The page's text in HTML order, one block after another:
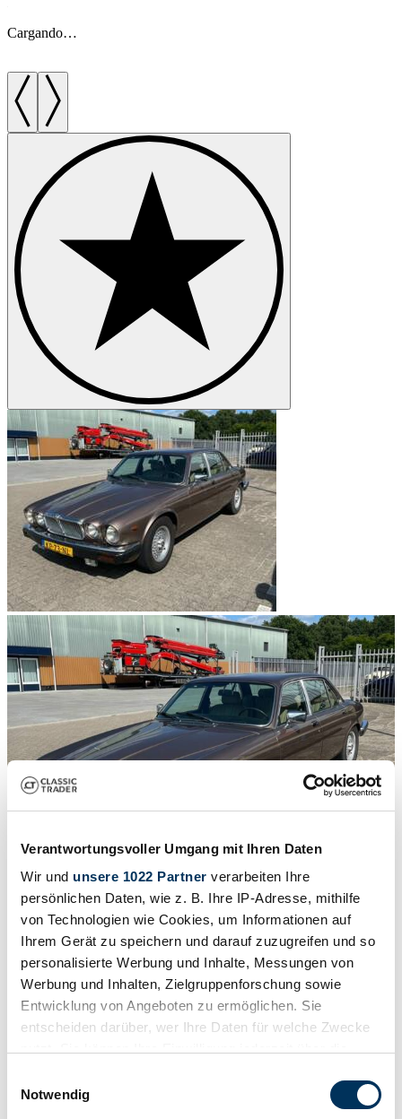
Verantwortungsvoller Umgang mit Ihren Daten
Wir und unsere 1022 Partner verarbeiten Ihre
persönlichen Daten, wie z. B. Ihre IP-Adresse, mithilfe
von Technologien wie Cookies, um Informationen auf
Ihrem Gerät zu speichern und darauf zuzugreifen und so
personalisierte Werbung und Inhalte, Messungen von
Werbung und Inhalten, Zielgruppenforschung sowie
Entwicklung von Angeboten zu ermöglichen. Sie
entscheiden darüber, wer Ihre Daten für welche Zwecke
Trigger Symbol ändern oder widerrufen
Notwendig
Cargando…
/8
1984 | Jaguar Sovereign H.E. V12
Jaguar Sovereign HE | 1984 | Route 66 Auctions - For sale by
auction. Estimate 7500 EUR
Vehículo de subasta